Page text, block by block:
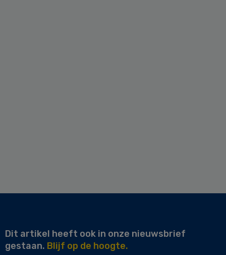
Dit artikel heeft ook in onze nieuwsbrief
gestaan. Blijf op de hoogte.